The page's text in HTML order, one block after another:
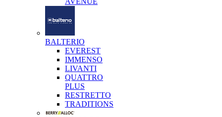
BALTERIO
EVEREST
IMMENSO
LIVANTI
QUATTRO
PLUS
RESTRETTO
TRADITIONS